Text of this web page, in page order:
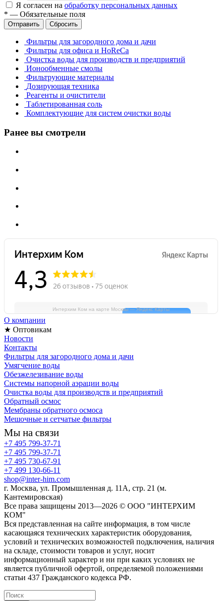
Я согласен на обработку персональных данных
* — Обязательные поля
Отправить Сбросить
Фильтры для загородного дома и дачи
Фильтры для офиса и HoReCa
Очистка воды для производств и предприятий
Ионообменные смолы
Фильтрующие материалы
Дозирующая техника
Реагенты и очистители
Таблетированная соль
Комплектующие для систем очистки воды
Ранее вы смотрели
Интерхим Ком на карте Москвы — Яндекс Карты
О компании
★ Оптовикам
Новости
Контакты
Фильтры для загородного дома и дачи
Умягчение воды
Обезжелезивание воды
Системы напорной аэрации воды
Очистка воды для производств и предприятий
Обратный осмос
Мембраны обратного осмоса
Мешочные и сетчатые фильтры
Мы на связи
+7 495 799-37-71
+7 495 799-37-71
+7 495 730-67-91
+7 499 130-66-11
shop@inter-him.com
г. Москва, ул. Промышленная д. 11А, стр. 21 (м.
Кантемировская)
Все права защищены 2013—2026 © OOO "ИНТЕРХИМ
КОМ"
Вся представленная на сайте информация, в том числе
касающаяся технических характеристик оборудования,
условий и технических возможностей подключения, наличия
на складе, стоимости товаров и услуг, носит
информационный характер и ни при каких условиях не
является публичной офертой, определяемой положениями
статьи 437 Гражданского кодекса РФ.